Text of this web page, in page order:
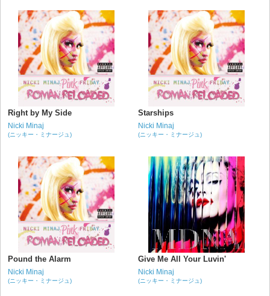
Right by My Side
Nicki Minaj
(ニッキー・ミナージュ)
Starships
Nicki Minaj
(ニッキー・ミナージュ)
Pound the Alarm
Nicki Minaj
(ニッキー・ミナージュ)
Give Me All Your Luvin'
Nicki Minaj
(ニッキー・ミナージュ)